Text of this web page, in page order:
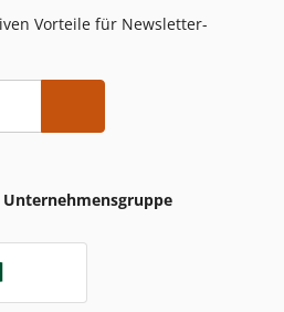
Vorteile für Newsletter-